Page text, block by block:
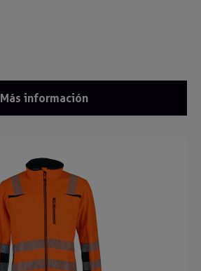
Más información